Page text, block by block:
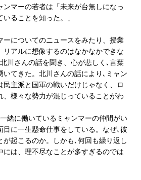
ンマーの若者は「未来が台無しになっ
ることを知った。」
ーについてのニュースをみたり、授業
リアルに想像するのはなかなかできな
川さんの話を聞き、心が悲しく､言葉
いてきた。北川さんの話により､ミャン
民主派と国軍の戦いだけじゃなく、ロ
、様々な勢力が混じっていることがわ
緒に働いているミャンマーの仲間がい
目に一生懸命仕事をしている。なぜ､彼
が起こるのか。しかも､何回も繰り返し
には、理不尽なことが多すぎるのでは